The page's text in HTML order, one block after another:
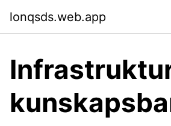
lonqsds.web.app